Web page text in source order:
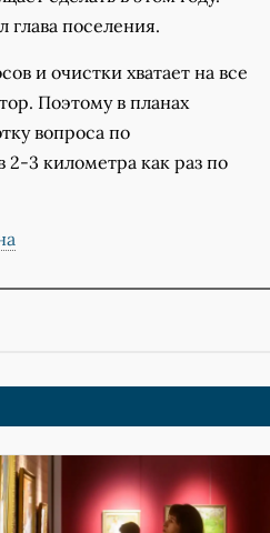
поселения.
и очистки хватает на все
Поэтому в планах
вопроса по
3 километра как раз по